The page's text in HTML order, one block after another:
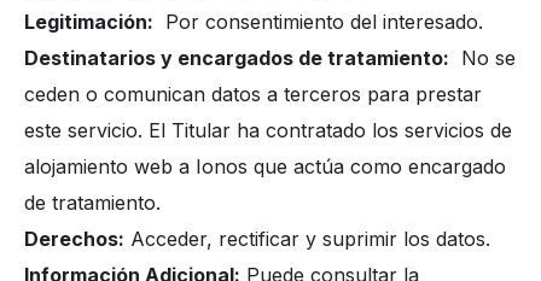
Legitimación: Por consentimiento del interesado.
Destinatarios y encargados de tratamiento: No se
ceden o comunican datos a terceros para prestar
este servicio. El Titular ha contratado los servicios de
alojamiento web a Ionos que actúa como encargado
de tratamiento.
Derechos: Acceder, rectificar y suprimir los datos.
Información Adicional: Puede consultar la